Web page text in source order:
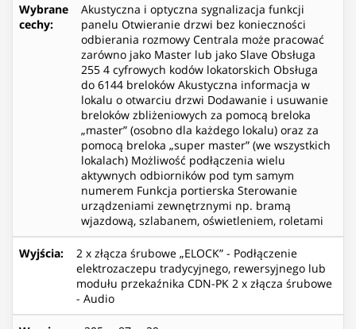
Wybrane
cechy:
Akustyczna i optyczna sygnalizacja funkcji
panelu Otwieranie drzwi bez konieczności
odbierania rozmowy Centrala może pracować
zarówno jako Master lub jako Slave Obsługa
255 4 cyfrowych kodów lokatorskich Obsługa
do 6144 breloków Akustyczna informacja w
lokalu o otwarciu drzwi Dodawanie i usuwanie
breloków zbliżeniowych za pomocą breloka
„master” (osobno dla każdego lokalu) oraz za
pomocą breloka „super master” (we wszystkich
lokalach) Możliwość podłączenia wielu
aktywnych odbiorników pod tym samym
numerem Funkcja portierska Sterowanie
urządzeniami zewnętrznymi np. bramą
wjazdową, szlabanem, oświetleniem, roletami
Wyjścia:
2 x złącza śrubowe „ELOCK” - Podłączenie
elektrozaczepu tradycyjnego, rewersyjnego lub
modułu przekaźnika CDN-PK 2 x złącza śrubowe
- Audio